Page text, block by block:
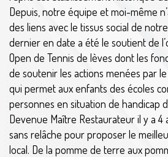
Depuis, notre équipe et moi-même
des liens avec le tissus social de
dernier en date a été le soutient de
Open de Tennis de lèves dont les
de soutenir les actions menées par
qui permet aux enfants des écoles
personnes en situation de handicap
Devenue Maître Restaurateur il y a 4
sans relâche pour proposer le
local. De la pomme de terre aux